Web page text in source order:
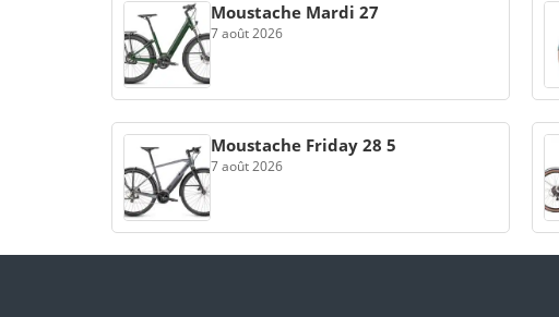
Moustache Mardi 27
7 août 2026
Moustache Friday 28 5
7 août 2026